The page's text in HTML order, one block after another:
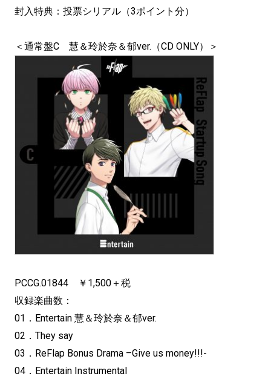
封入特典：投票シリアル（3ポイント分）
＜通常盤C 慧＆玲於奈＆郁ver.（CD ONLY）＞
PCCG.01844 ￥1,500＋税
収録楽曲数：
01．Entertain 慧＆玲於奈＆郁ver.
02．They say
03．ReFlap Bonus Drama –Give us money!!!-
04．Entertain Instrumental